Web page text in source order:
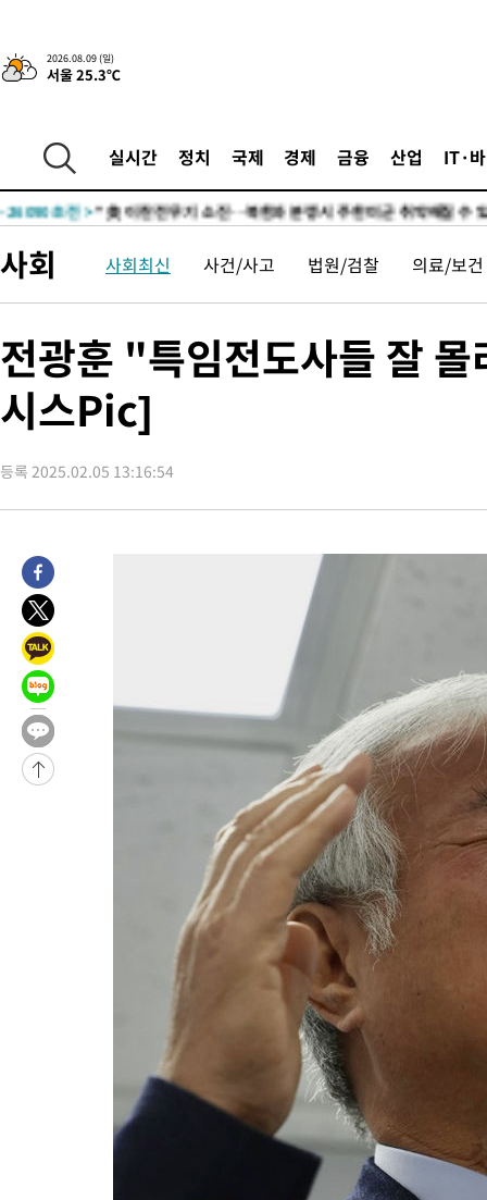
2026.08.09 (일)
서울 25.3℃
실시간 정치 국제 경제 금융 산업 IT·
-26110초 전 >“美 이란전 무기 소진…북한과 분쟁시 주한 미군 취약해질 수
-30964초 전 >이군이 불법 군시설 건설한 레바논 남부에서 레바논군 3명 폭
-26146초 전 >
美 국방부, 켄달 전 공군장관 보안허가 취소…“에어포스원 기
보, 언론 누출”
-26115초 전 >
-26090초 전 >“美 이란전 무기 소진…북한과 분쟁시 주한 미군 취약해질 수
부상
-28102초 전 >
[속보]美중부 사령관, 이스라엘 긴급방문 다중화된 전선 상황
-26166초 전 >美 국방부, 켄달 전 공군장관 보안허가 취소…“에어포스원 기
-26110초 전 >“美 이란전 무기 소진…북한과 분쟁시 주한 미군 취약해질 수
사회 사회최신 사건/사고 법원/검찰 의료/보건
전광훈 "특임전도사들 잘
시스Pic]
등록 2025.02.05 13:16:54